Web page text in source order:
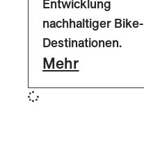
Entwicklung
nachhaltiger Bike-
Destinationen.
Mehr